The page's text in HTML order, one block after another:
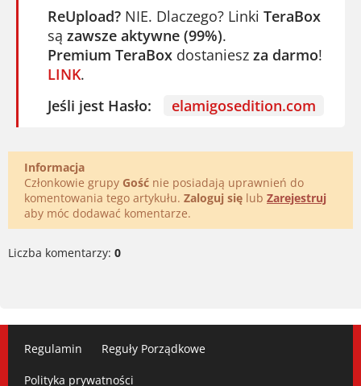
ReUpload? NIE. Dlaczego? Linki TeraBox
są zawsze aktywne (99%).
Premium TeraBox dostaniesz za darmo!
LINK.
Jeśli jest Hasło:
elamigosedition.com
Informacja
Członkowie grupy Gość nie posiadają uprawnień do
komentowania tego artykułu. Zaloguj się lub Zarejestruj
aby móc dodawać komentarze.
Liczba komentarzy: 0
Regulamin Reguły Porządkowe
Polityka prywatności